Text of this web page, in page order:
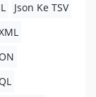
Json Ke TSV